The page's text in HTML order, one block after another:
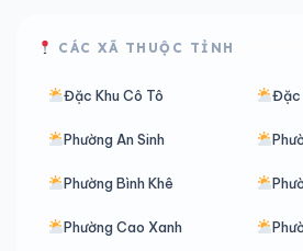
CÁC XÃ THUỘC TỈNH
Đặc Khu Cô Tô Đặc
Phường An Sinh
Phường Bình Khê
Phường Cao Xanh